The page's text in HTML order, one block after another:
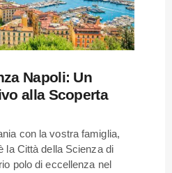
Napoli: Un
alla Scoperta
con la vostra famiglia,
la Città della Scienza di
polo di eccellenza nel